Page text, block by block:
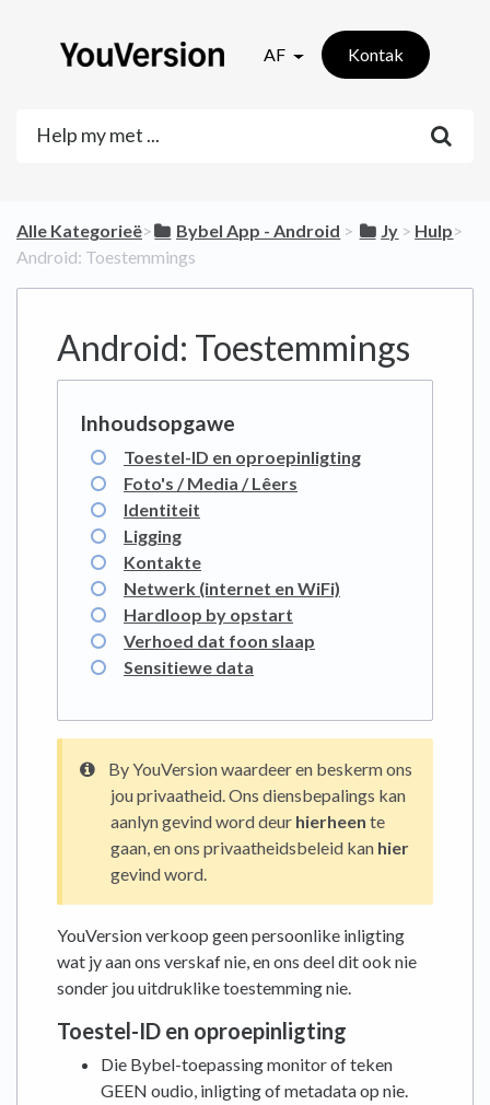
AF Kontak
Alle Kategorieë​>​ ​Bybel App - Android ​ > ​ ​Jy ​ > ​ ​Hulp​>​
Android: Toestemmings
Android: Toestemmings
Toestel-ID en oproepinligting
Foto's / Media / Lêers
Identiteit
Ligging
Kontakte
Netwerk (internet en WiFi)
Hardloop by opstart
Verhoed dat foon slaap
Sensitiewe data
By YouVersion waardeer en beskerm ons
jou privaatheid. Ons diensbepalings kan
aanlyn gevind word deur hierheen te
gaan, en ons privaatheidsbeleid kan hier
gevind word.
YouVersion verkoop geen persoonlike inligting
wat jy aan ons verskaf nie, en ons deel dit ook nie
sonder jou uitdruklike toestemming nie.
Toestel-ID en oproepinligting
Die Bybel-toepassing monitor of teken
GEEN oudio, inligting of metadata op nie.